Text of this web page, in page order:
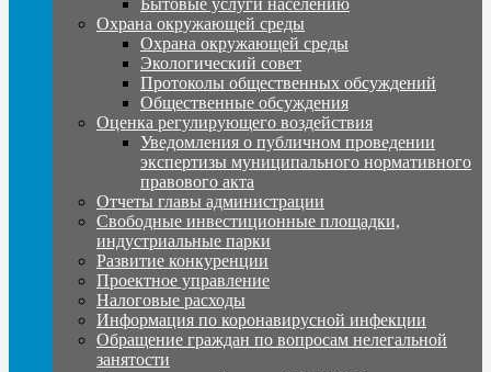
Охрана окружающей среды
Охрана окружающей среды
Экологический совет
Протоколы общественных обсуждений
Общественные обсуждения
Оценка регулирующего воздействия
Уведомления о публичном проведении
экспертизы муниципального нормативного
правового акта
Отчеты главы администрации
Свободные инвестиционные площадки,
индустриальные парки
Развитие конкуренции
Проектное управление
Налоговые расходы
Информация по коронавирусной инфекции
Обращение граждан по вопросам нелегальной
занятости